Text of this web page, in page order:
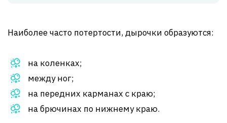
Наиболее часто потертости, дырочки образуются:
на коленках;
между ног;
на передних карманах с краю;
на брючинах по нижнему краю.